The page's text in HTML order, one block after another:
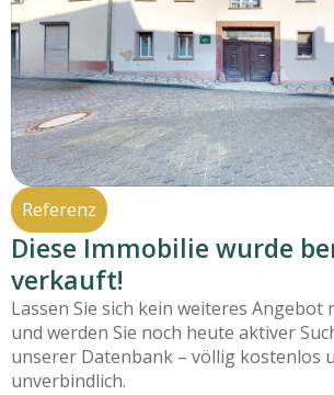
Referenz
Diese Immobilie wurde
verkauft!
Lassen Sie sich kein weiteres Angebot
und werden Sie noch heute aktiver
unserer Datenbank – völlig kostenlos
unverbindlich.